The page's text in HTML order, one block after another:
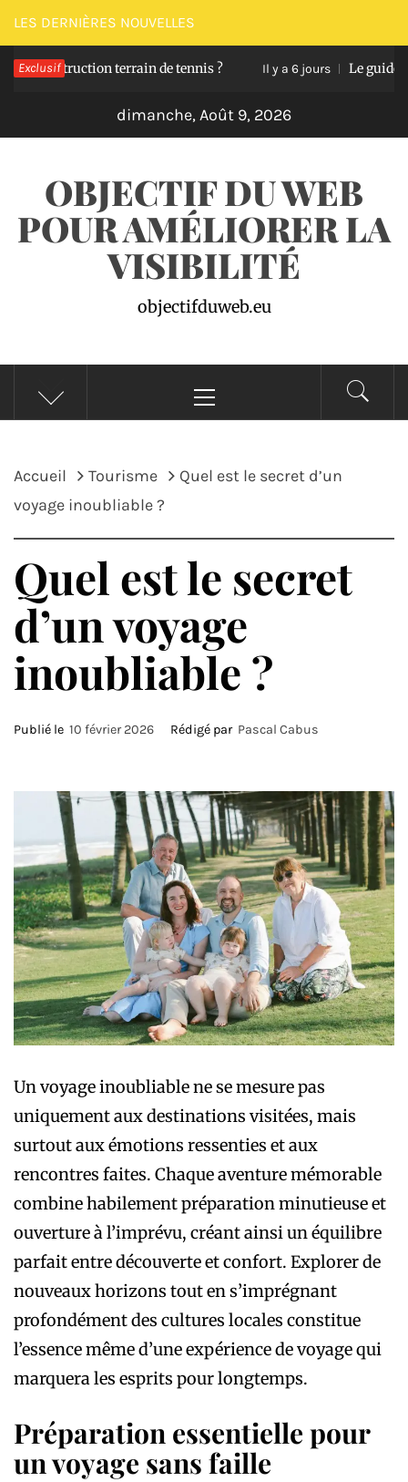
Passer
au
contenu
LES DERNIÈRES NOUVELLES
Exclusif terrain de tennis ? Il y a 6 jours Le guide pour
dimanche, Août 9, 2026
OBJECTIF DU WEB
POUR AMÉLIORER LA
VISIBILITÉ
objectifduweb.eu
principal
Accueil Tourisme
Quel est le secret d’un
voyage inoubliable ?
Quel est le secret
d’un voyage
inoubliable ?
Publié le 10 février 2026 Rédigé par Pascal Cabus
Un voyage inoubliable ne se mesure pas
uniquement aux destinations visitées, mais
surtout aux émotions ressenties et aux
rencontres faites. Chaque aventure mémorable
combine habilement préparation minutieuse et
ouverture à l’imprévu, créant ainsi un équilibre
parfait entre découverte et confort. Explorer de
nouveaux horizons tout en s’imprégnant
profondément des cultures locales constitue
l’essence même d’une expérience de voyage qui
marquera les esprits pour longtemps.
Préparation essentielle pour
un voyage sans faille